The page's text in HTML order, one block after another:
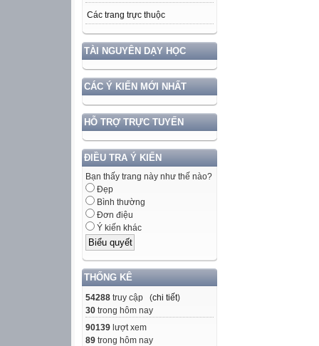
Các trang trực thuộc
TÀI NGUYÊN DẠY HỌC
CÁC Ý KIẾN MỚI NHẤT
HỖ TRỢ TRỰC TUYẾN
ĐIỀU TRA Ý KIẾN
Bạn thấy trang này như thế nào?
Đẹp
Bình thường
Đơn điệu
Ý kiến khác
THỐNG KÊ
54288 truy cập (chi tiết)
30 trong hôm nay
90139 lượt xem
89 trong hôm nay